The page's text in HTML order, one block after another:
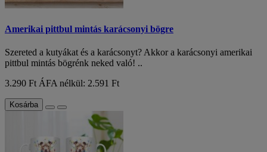
Amerikai pittbul mintás karácsonyi bögre
Szereted a kutyákat és a karácsonyt? Akkor a karácsonyi amerikai
pittbul mintás bögrénk neked való! ..
3.290 Ft ÁFA nélkül: 2.591 Ft
Kosárba